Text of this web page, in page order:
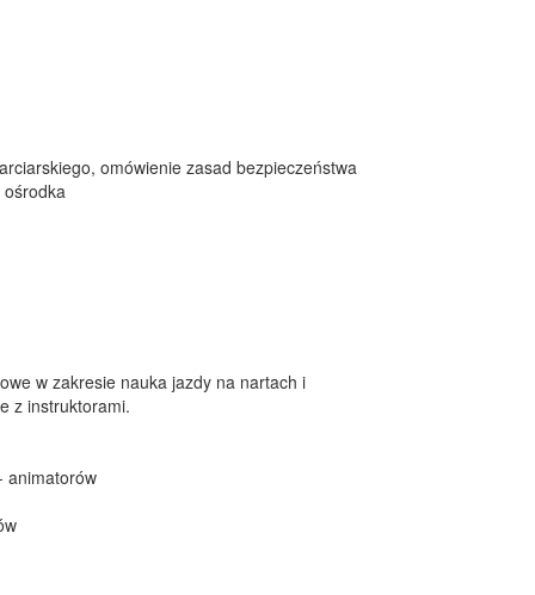
omówienie zasad bezpieczeństwa
w zakresie nauka jazdy na nartach i
z instruktorami.
animatorów